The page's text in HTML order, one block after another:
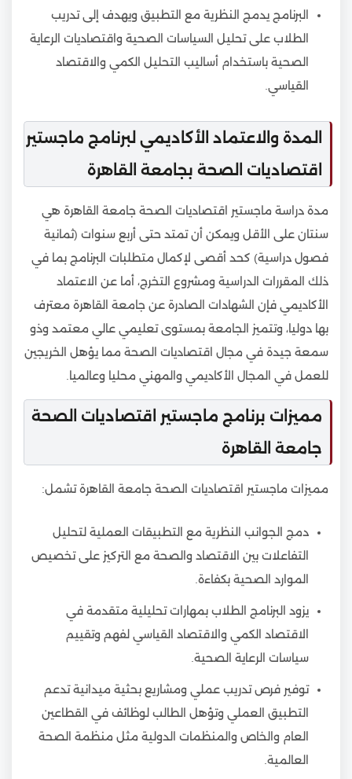
البرنامج يدمج النظرية مع التطبيق ويهدف إلى تدريب
الطلاب على تحليل السياسات الصحية واقتصاديات الرعاية
الصحية باستخدام أساليب التحليل الكمي والاقتصاد
القياسي.
المدة والاعتماد الأكاديمي لبرنامج ماجستير
اقتصاديات الصحة بجامعة القاهرة
مدة دراسة ماجستير اقتصاديات الصحة جامعة القاهرة هي
سنتان على الأقل ويمكن أن تمتد حتى أربع سنوات (ثمانية
فصول دراسية) كحد أقصى لإكمال متطلبات البرنامج بما في
ذلك المقررات الدراسية ومشروع التخرج، أما عن الاعتماد
الأكاديمي فإن الشهادات الصادرة عن جامعة القاهرة معترف
بها دوليا، وتتميز الجامعة بمستوى تعليمي عالي معتمد وذو
سمعة جيدة في مجال اقتصاديات الصحة مما يؤهل الخريجين
للعمل في المجال الأكاديمي والمهني محليا وعالميا.
مميزات برنامج ماجستير اقتصاديات الصحة
جامعة القاهرة
مميزات ماجستير اقتصاديات الصحة جامعة القاهرة تشمل:
دمج الجوانب النظرية مع التطبيقات العملية لتحليل
التفاعلات بين الاقتصاد والصحة مع التركيز على تخصيص
الموارد الصحية بكفاءة.
يزود البرنامج الطلاب بمهارات تحليلية متقدمة في
الاقتصاد الكمي والاقتصاد القياسي لفهم وتقييم
سياسات الرعاية الصحية.
توفير فرص تدريب عملي ومشاريع بحثية ميدانية تدعم
التطبيق العملي وتؤهل الطالب لوظائف في القطاعين
العام والخاص والمنظمات الدولية مثل منظمة الصحة
العالمية.